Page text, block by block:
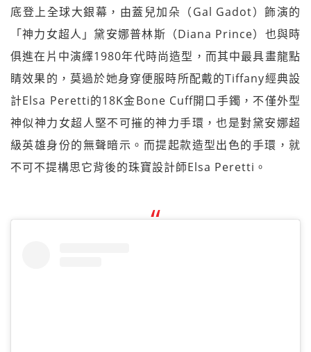
底登上全球大銀幕，由蓋兒加朵（Gal Gadot）飾演的
「神力女超人」黛安娜普林斯（Diana Prince）也與時
俱進在片中演繹1980年代時尚造型，而其中最具畫龍點
睛效果的，莫過於她身穿便服時所配戴的Tiffany經典設
計Elsa Peretti的18K金Bone Cuff開口手鐲，不僅外型
神似神力女超人堅不可摧的神力手環，也是對黛安娜超
級英雄身份的無聲暗示。而提起款造型出色的手環，就
不可不提構思它背後的珠寶設計師Elsa Peretti。